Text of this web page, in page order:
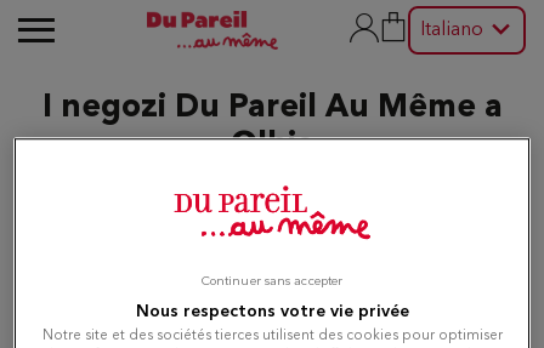
Italiano
I negozi Du Pareil Au Même a
Olbia
Elenco Mappa
Nous respectons votre vie privée
Notre site et des sociétés tierces utilisent des cookies pour optimiser
Continuer sans accepter